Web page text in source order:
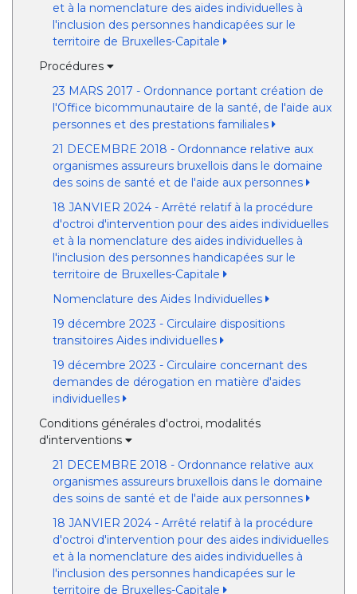
et à la nomenclature des aides individuelles à
l'inclusion des personnes handicapées sur le
territoire de Bruxelles-Capitale
Procédures
23 MARS 2017 - Ordonnance portant création de
l'Office bicommunautaire de la santé, de l'aide aux
personnes et des prestations familiales
21 DECEMBRE 2018 - Ordonnance relative aux
organismes assureurs bruxellois dans le domaine
des soins de santé et de l'aide aux personnes
18 JANVIER 2024 - Arrêté relatif à la procédure
d'octroi d'intervention pour des aides individuelles
et à la nomenclature des aides individuelles à
l'inclusion des personnes handicapées sur le
territoire de Bruxelles-Capitale
Nomenclature des Aides Individuelles
19 décembre 2023 - Circulaire dispositions
transitoires Aides individuelles
19 décembre 2023 - Circulaire concernant des
demandes de dérogation en matière d'aides
individuelles
Conditions générales d'octroi, modalités
d'interventions
21 DECEMBRE 2018 - Ordonnance relative aux
organismes assureurs bruxellois dans le domaine
des soins de santé et de l'aide aux personnes
18 JANVIER 2024 - Arrêté relatif à la procédure
d'octroi d'intervention pour des aides individuelles
et à la nomenclature des aides individuelles à
l'inclusion des personnes handicapées sur le
territoire de Bruxelles-Capitale